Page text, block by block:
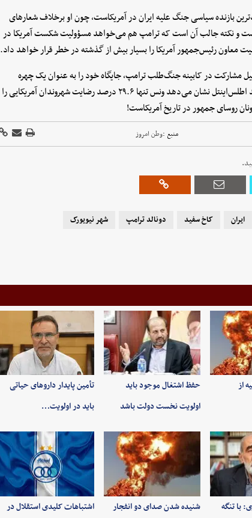
بازنده سیاسی جنگ علیه ایران در آمریکاست، چون او برخلاف شعارهای
نکته جالب آن است که ترامپ هم می‌خواهد مسؤولیت شکست آمریکا در
معاون رئیس‌جمهور آمریکا را بسیار بیش از گذشته در خطر قرار خواهد داد.
مشارکت در کابینه جنگ‌طلب ترامپ، جایگاه خود را به عنوان یک چهره
مخالف جنگ از دست داده است. نظرسنجی جدید اطلس‌اینتل نشان می‌دهد ونس تنها ۲۹.۶ درصد رضایت شهروندان آمریکایی را
روسای جمهور در تاریخ آمریکاست!
منبع :وطن امروز
ایران کاخ سفید دونالد ترامپ شهر نیویورک
از
حفظ اشتغال موجود باید
اولویت نخست دولت باشد
تأمین پایدار داروهای حیاتی
باید در اولویت…
با تنگه شنیده شدن صدای دو انفجار اشتباهات کلیدی استقلال در